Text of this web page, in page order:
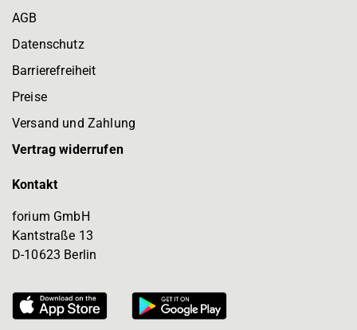
AGB
Datenschutz
Barrierefreiheit
Preise
Versand und Zahlung
Vertrag widerrufen
Kontakt
forium GmbH
Kantstraße 13
D-10623 Berlin